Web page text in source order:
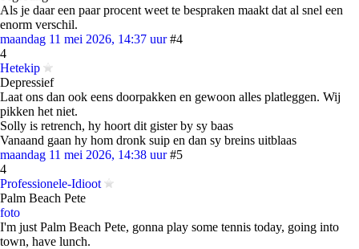
Als je daar een paar procent weet te bespraken maakt dat al snel een
enorm verschil.
maandag 11 mei 2026, 14:37 uur #4
4
Hetekip
Depressief
Laat ons dan ook eens doorpakken en gewoon alles platleggen. Wij
pikken het niet.
Solly is retrench, hy hoort dit gister by sy baas
Vanaand gaan hy hom dronk suip en dan sy breins uitblaas
maandag 11 mei 2026, 14:38 uur #5
4
Professionele-Idioot
Palm Beach Pete
foto
I'm just Palm Beach Pete, gonna play some tennis today, going into
town, have lunch.